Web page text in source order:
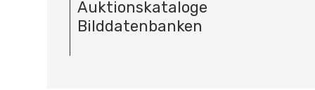
Auktionskataloge
Bilddatenbanken